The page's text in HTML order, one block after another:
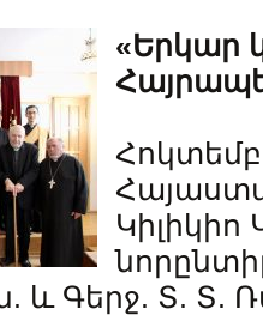
«Երկար
Կիլիկիո
և Գերջ. Տ. Տ.